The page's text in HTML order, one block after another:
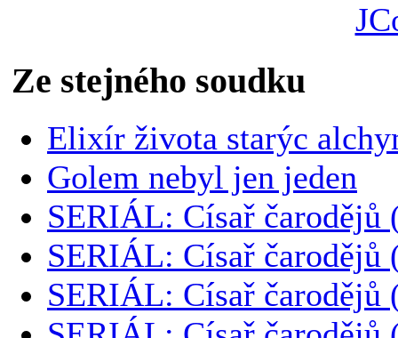
Ze stejného soudku
Elixír života starýc
Golem nebyl jen jeden
SERIÁL: Císař čarodějů
SERIÁL: Císař čarodějů
SERIÁL: Císař čarodějů